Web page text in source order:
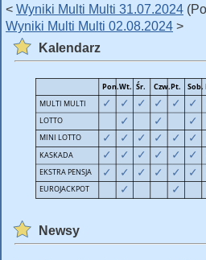
< Wyniki Multi Multi 31.07.2024
Wyniki Multi Multi 02.08.2024 >
Kalendarz
Newsy